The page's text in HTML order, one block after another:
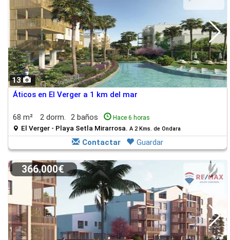
13
Áticos en El Verger a 1 km del mar
68 m² 2 dorm. 2 baños Hace 6 horas
El Verger - Playa Setla Mirarrosa. A 2 Kms. de Ondara
Contactar Guardar
366.000€